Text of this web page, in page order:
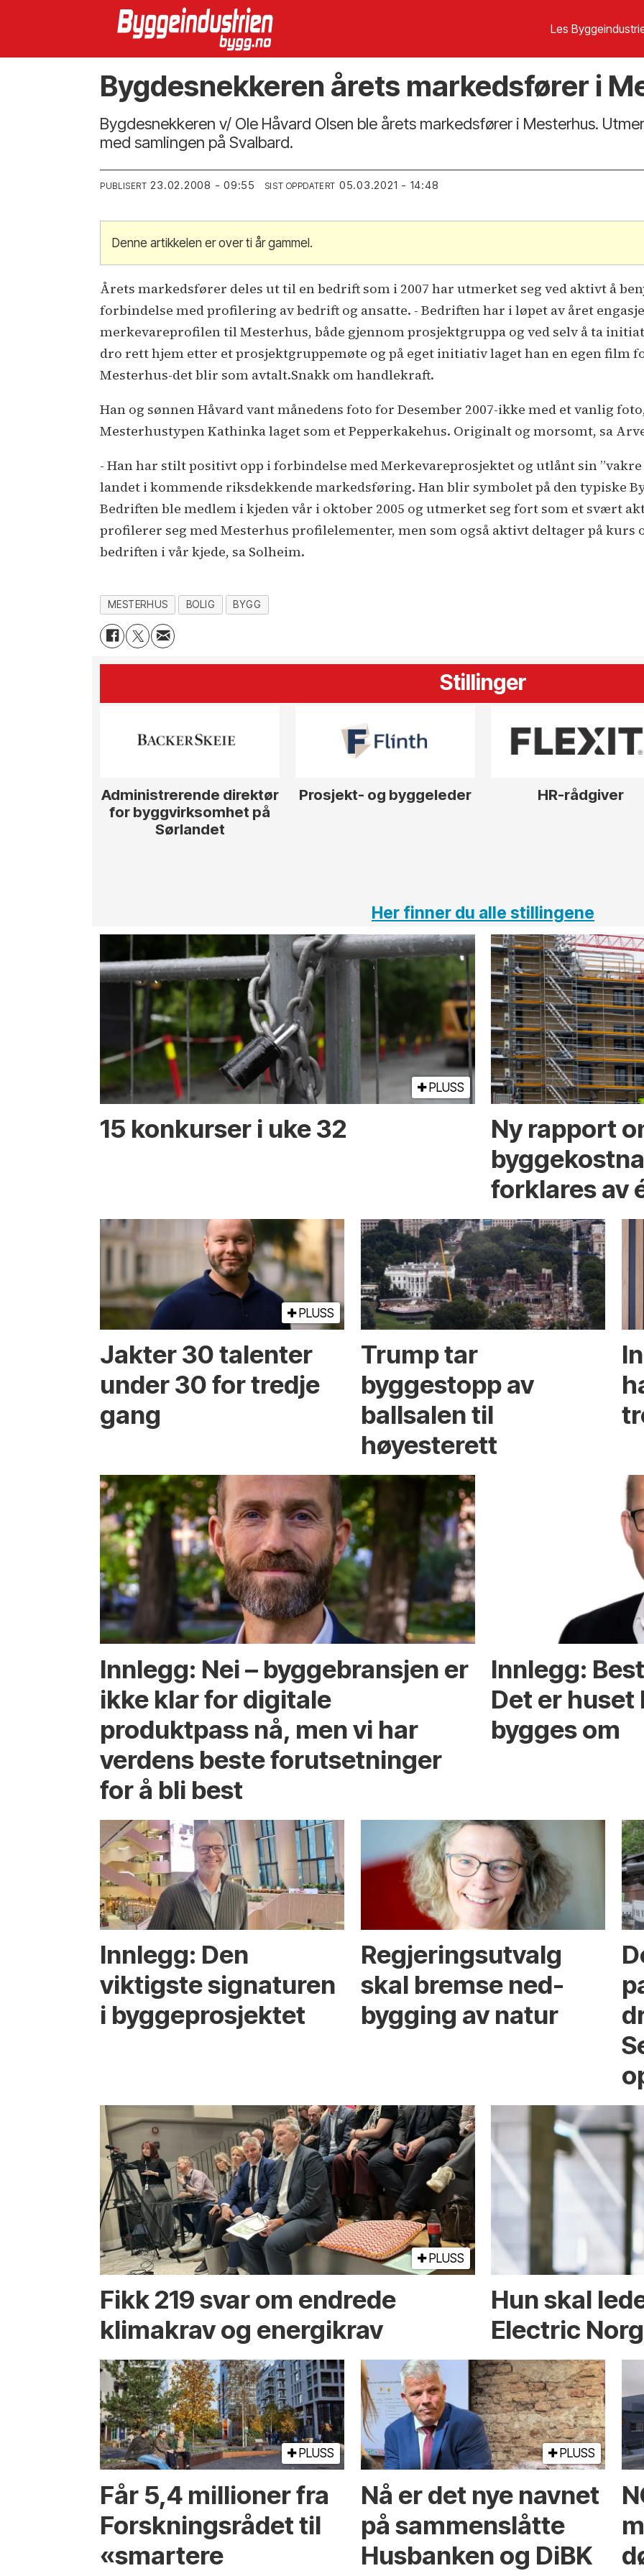
Les
Bygdesnekkeren årets markedsfører i
Bygdesnekkeren v/ Ole Håvard Olsen ble årets markedsfører i Mesterhus.
med samlingen på Svalbard.
PUBLISERT 23.02.2008 - 09:55 SIST OPPDATERT 05.03.2021 - 14:48
Denne artikkelen er over ti år gammel.
Årets markedsfører deles ut til en bedrift som i 2007 har utmerket seg ved aktivt å
forbindelse med profilering av bedrift og ansatte. - Bedriften har i løpet av året
merkevareprofilen til Mesterhus, både gjennom prosjektgruppa og ved selv å ta
dro rett hjem etter et prosjektgruppemøte og på eget initiativ laget han en egen film
Mesterhus-det blir som avtalt.Snakk om handlekraft.
Han og sønnen Håvard vant månedens foto for Desember 2007-ikke med et vanlig
Mesterhustypen Kathinka laget som et Pepperkakehus. Originalt og morsomt, sa
- Han har stilt positivt opp i forbindelse med Merkevareprosjektet og utlånt sin
landet i kommende riksdekkende markedsføring. Han blir symbolet på den typiske
Bedriften ble medlem i kjeden vår i oktober 2005 og utmerket seg fort som et svært
profilerer seg med Mesterhus profilelementer, men som også aktivt deltager på kurs
bedriften i vår kjede, sa Solheim.
MESTERHUS BOLIG BYGG
Stillinger
Administrerende direktør
for byggvirksomhet på
Sørlandet
Prosjekt- og byggeleder HR-rådgiver
Her finner du alle stillingene
PLUSS
15 konkurser i uke 32
Ny rapport
forklares av
PLUSS
Jakter 30 talenter
under 30 for tredje
gang
Trump tar
byggestopp av
ballsalen til
høyesterett
Innlegg: Nei – byggebransjen er
ikke klar for digitale
produktpass nå, men vi har
verdens beste forutsetninger
for å bli best
Innlegg:
Det er huset
bygges om
Innlegg: Den
viktigste signaturen
i bygge­­prosjektet
Regjerings­utvalg
skal bremse ned­
bygging av natur
PLUSS
Fikk 219 svar om endrede
klimakrav og energikrav
Hun skal
Electric
PLUSS
Får 5,4 millioner fra
Forskningsrådet til
«smartere
PLUSS
Nå er det nye navnet
på sammenslåtte
Husbanken og DiBK